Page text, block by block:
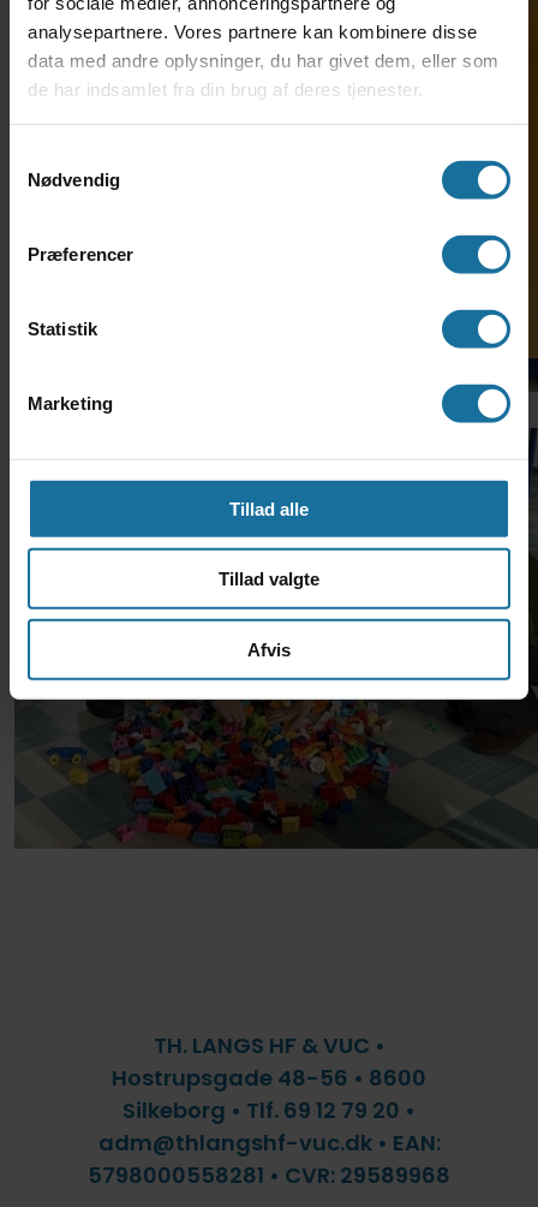
analysepartnere. Vores partnere kan kombinere disse
data med andre oplysninger, du har givet dem, eller som
de har indsamlet fra din brug af deres tjenester.
Nødvendig
Præferencer
Statistik
Marketing
Tillad alle
Tillad valgte
Afvis
TH. LANGS HF & VUC •
Hostrupsgade 48-56 • 8600
Silkeborg • Tlf. 69 12 79 20 •
adm@thlangshf-vuc.dk • EAN:
5798000558281 • CVR: 29589968
Søg ind på HF-enkeltfag